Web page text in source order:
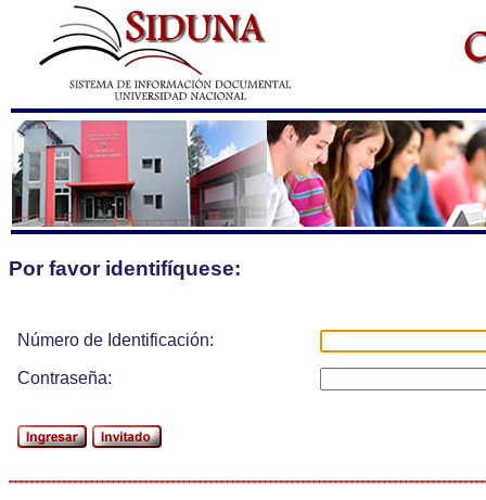
Por favor identifíquese:
Número de Identificación:
Contraseña: